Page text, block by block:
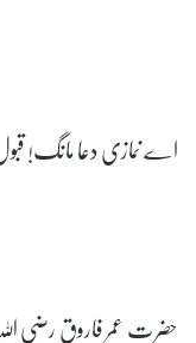
اے نمازی دعا مانگ!
حضرت عمر فاروق رضی